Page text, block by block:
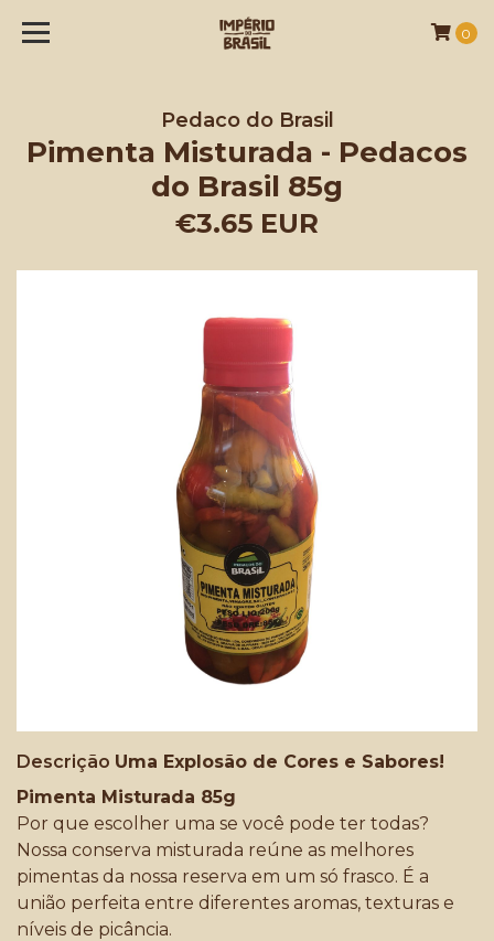
0
Pedaco do Brasil
Pimenta Misturada - Pedacos
do Brasil 85g
€3.65 EUR
Descrição Uma Explosão de Cores e Sabores!
Pimenta Misturada 85g
Por que escolher uma se você pode ter todas?
Nossa conserva misturada reúne as melhores
pimentas da nossa reserva em um só frasco. É a
união perfeita entre diferentes aromas, texturas e
níveis de picância.